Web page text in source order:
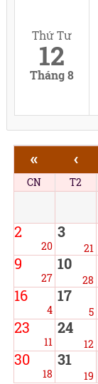
Thứ Tư
12
Tháng 8
« ‹
CN T2
2
20
3
21
9
27
10
28
16
4
17
5
23
11
24
12
30
18
31
19